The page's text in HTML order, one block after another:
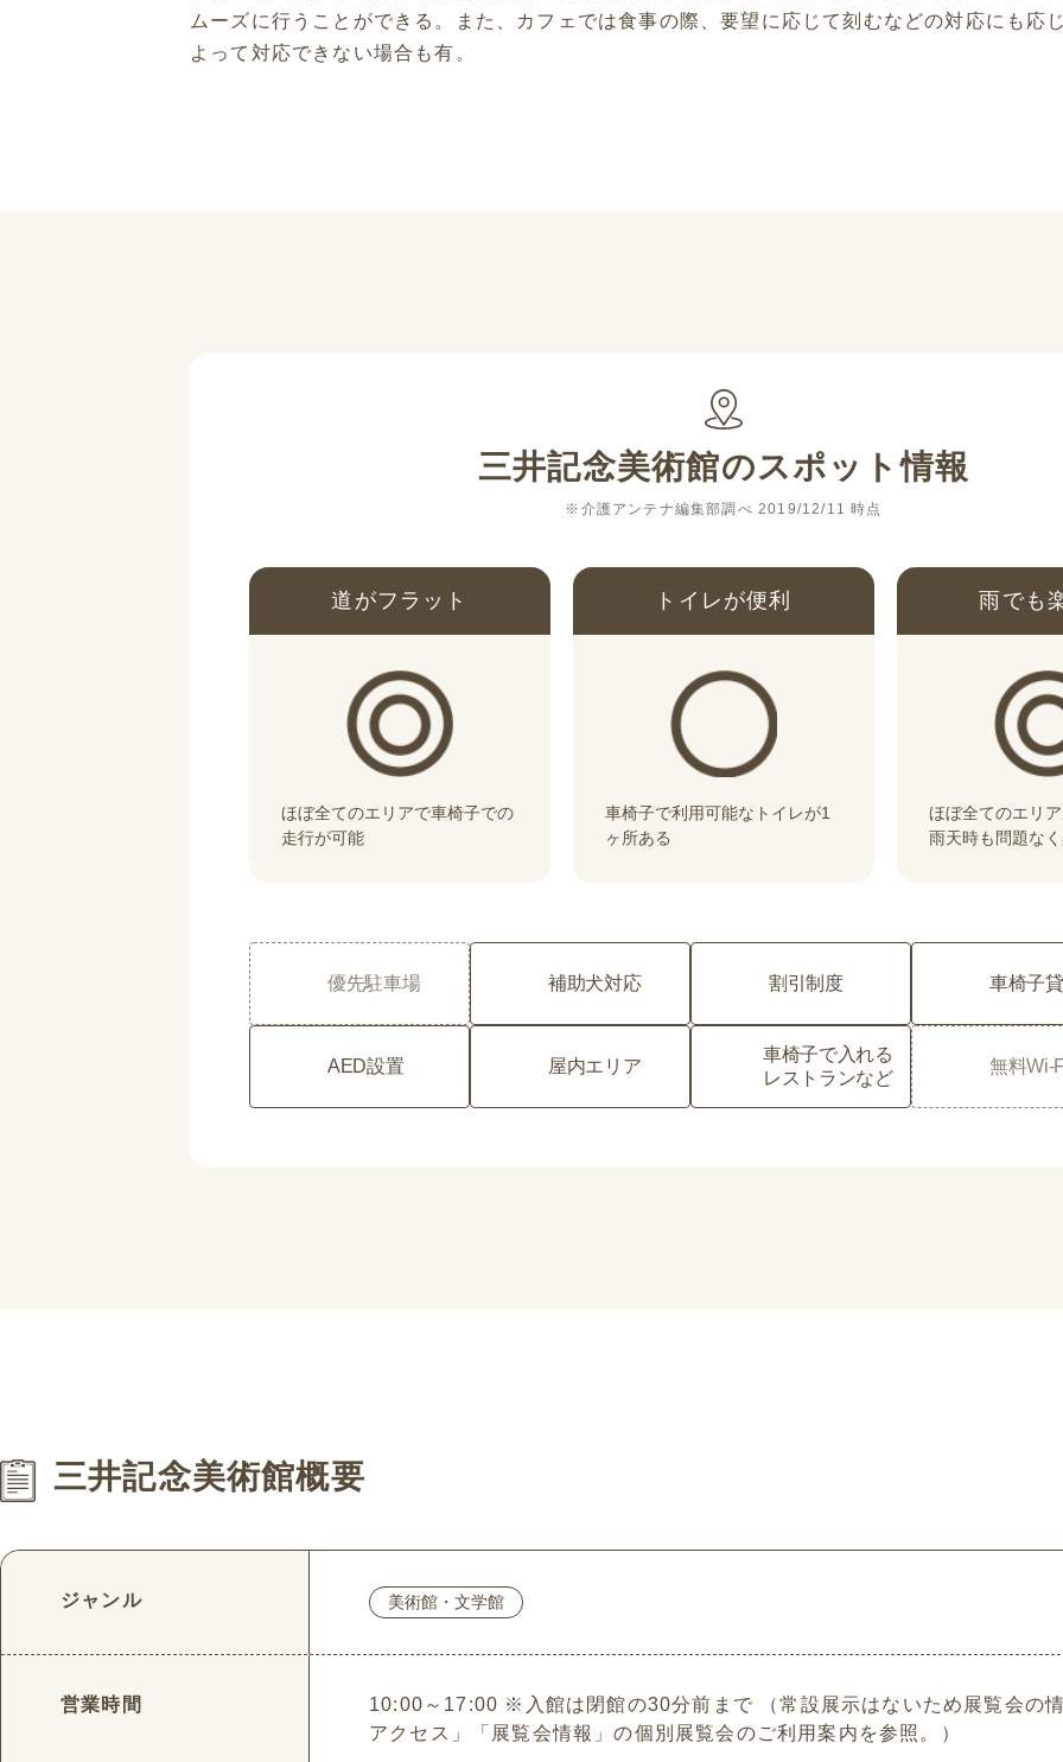
ムーズに行うことができる。また、カフェでは食事の際、要望に応じて刻むなどの対応にも応
よって対応できない場合も有。
三井記念美術館のスポット情報
※介護アンテナ編集部調べ 2019/12/11 時点
道がフラット
ほぼ全てのエリアで車椅子での
走行が可能
トイレが便利
車椅子で利用可能なトイレが1
ヶ所ある
雨でも
ほぼ全てのエリ
雨天時も問題な
優先駐車場 補助犬対応 割引制度 車椅子
AED設置 屋内エリア
車椅子で入れる
レストランなど
無料Wi-
三井記念美術館概要
ジャンル 美術館・文学館
営業時間
10:00～17:00 ※入館は閉館の30分前まで （常設展示はないため展覧会の
アクセス」「展覧会情報」の個別展覧会のご利用案内を参照。）